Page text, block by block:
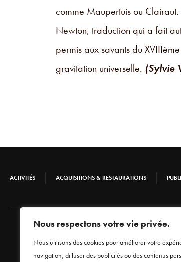
Nous respectons votre vie privée.
Nous utilisons des cookies pour améliorer votre
navigation, diffuser des publicités ou des contenus
comme Maupertuis ou
Newton, traduction qui a fait
permis aux savants du
gravitation universelle. (Sylvie
ACTIVITÉS ACQUISITIONS & RESTAURATIONS